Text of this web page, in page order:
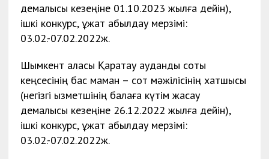
демалысы кезеңіне 01.10.2023 жылға дейін),
ішкі конкурс, құжат қабылдау мерзімі:
03.02.-07.02.2022ж.
Шымкент қаласы Қаратау аудандық соты
кеңсесінің бас маман – сот мәжілісінің хатшысы
(негізгі қызметшінің балаға күтім жасау
демалысы кезеңіне 26.12.2022 жылға дейін),
ішкі конкурс, құжат қабылдау мерзімі:
03.02.-07.02.2022ж.